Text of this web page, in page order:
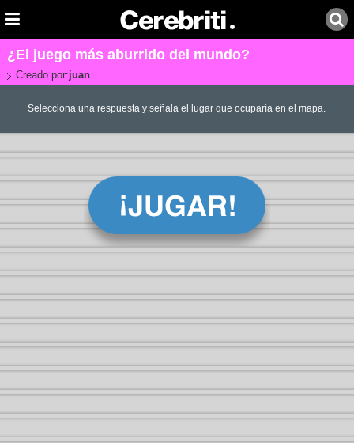
¿El juego más aburrido del mundo?
Creado por:juan
Selecciona una respuesta y señala el lugar que ocuparía en el mapa.